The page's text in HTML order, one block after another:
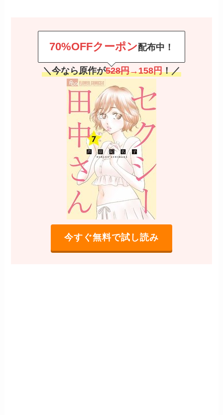
70%OFFクーポン配布中！
＼今なら原作が528円→158円！／
今すぐ無料で試し読み